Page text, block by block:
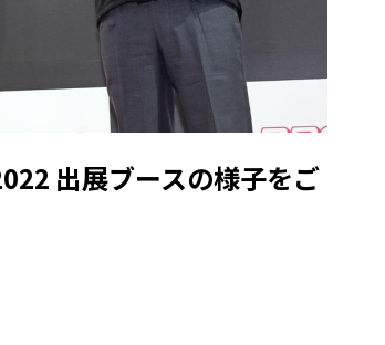
出展ブースの様子をご